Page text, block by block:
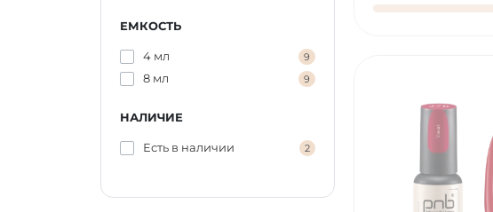
ЕМКОСТЬ
4 мл 9
8 мл 9
НАЛИЧИЕ
Есть в наличии 2